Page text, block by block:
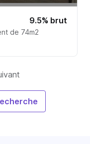
9.5% brut
de 74m2